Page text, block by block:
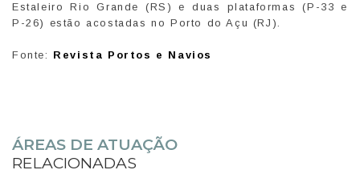
Estaleiro Rio Grande (RS) e duas plataformas (P-33 e
P-26) estão acostadas no Porto do Açu (RJ).
Fonte: Revista Portos e Navios
ÁREAS DE ATUAÇÃO
RELACIONADAS